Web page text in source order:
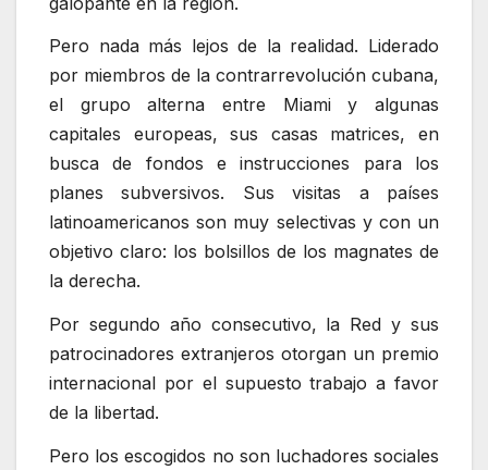
Pero nada más lejos de la realidad. Liderado
por miembros de la contrarrevolución cubana,
el grupo alterna entre Miami y algunas
capitales europeas, sus casas matrices, en
busca de fondos e instrucciones para los
planes subversivos. Sus visitas a países
latinoamericanos son muy selectivas y con un
objetivo claro: los bolsillos de los magnates de
la derecha.
Por segundo año consecutivo, la Red y sus
patrocinadores extranjeros otorgan un premio
internacional por el supuesto trabajo a favor
de la libertad.
Pero los escogidos no son luchadores sociales